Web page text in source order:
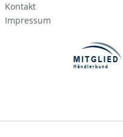
Kontakt
Impressum